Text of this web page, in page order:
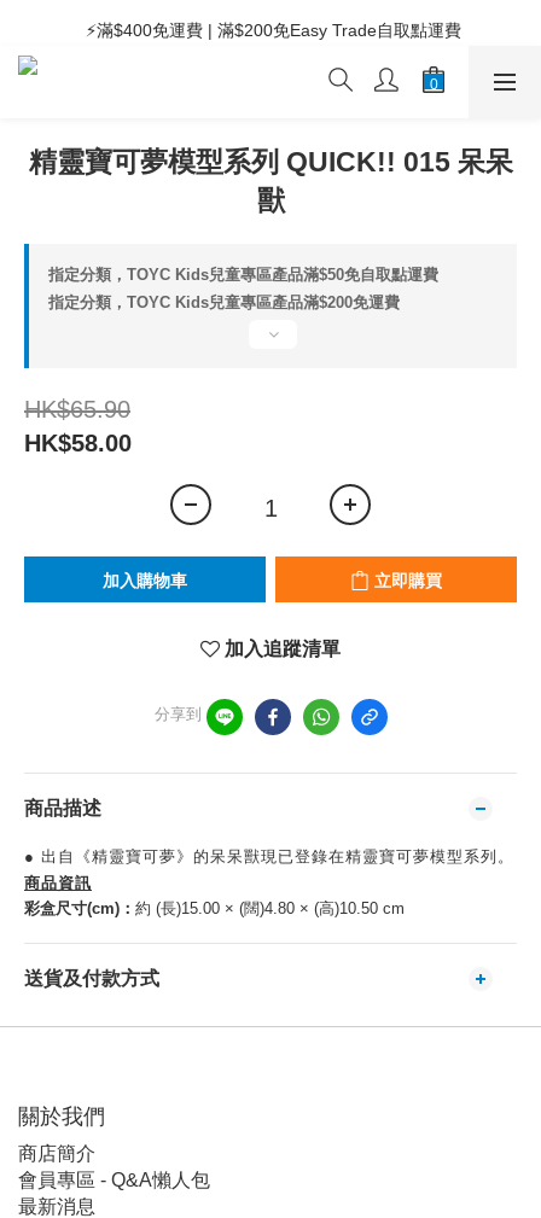
⚡滿$400免運費 | 滿$200免Easy Trade自取點運費
⚡滿$400免運費 | 滿$200免Easy Trade自取點運費
精靈寶可夢模型系列 QUICK!! 015 呆呆
獸
指定分類，TOYC Kids兒童專區產品滿$50免自取點運費
指定分類，TOYC Kids兒童專區產品滿$200免運費
HK$65.90
HK$58.00
加入購物車 立即購買
加入追蹤清單
分享到
商品描述
● 出自《精靈寶可夢》的呆呆獸現已登錄在精靈寶可夢模型系列。
商品資訊
彩盒尺寸(cm)： 約 (長)15.00 × (闊)4.80 × (高)10.50 cm
送貨及付款方式
關於我們
商店簡介
會員專區 - Q&A懶人包
最新消息